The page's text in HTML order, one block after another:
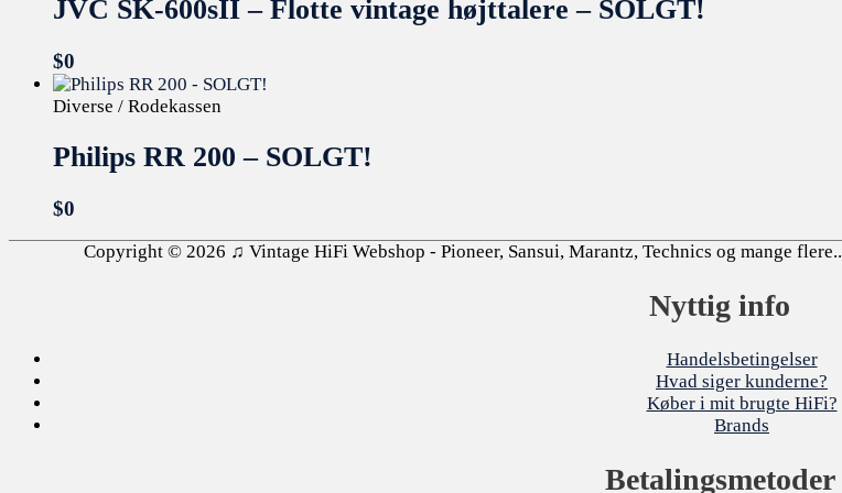
JVC SK-600sII – Flotte vintage højttalere – SOLGT!
$0
Diverse / Rodekassen
Philips RR 200 – SOLGT!
$0
Copyright © 2026 ♫ Vintage HiFi Webshop - Pioneer, Sansui, Marantz, Technics og mange flere..
Nyttig info
Handelsbetingelser
Hvad siger kunderne?
Køber i mit brugte HiFi?
Brands
Betalingsmetoder